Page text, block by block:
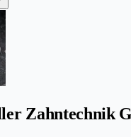
Zahntechnik